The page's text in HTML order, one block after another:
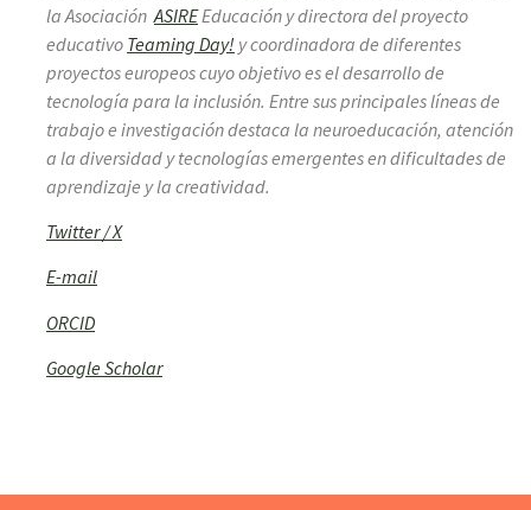
la Asociación ASIREEducación y directora del proyecto
educativo Teaming Day! y coordinadora de diferentes
proyectos europeos cuyo objetivo es el desarrollo de
tecnología para la inclusión. Entre sus principales líneas de
trabajo e investigación destaca la neuroeducación, atención
a la diversidad y tecnologías emergentes en dificultades de
aprendizaje y la creatividad.
Twitter / X
E-mail
ORCID
Google Scholar